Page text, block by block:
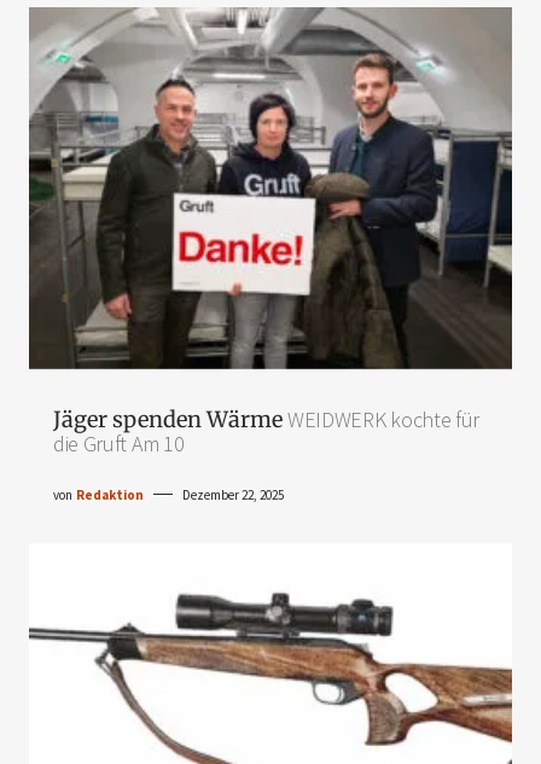
Jäger spenden WärmeWEIDWERK kochte für
die Gruft Am 10
von Redaktion Dezember 22, 2025